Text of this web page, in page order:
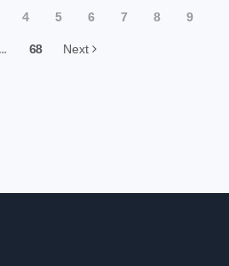
4 5 6 7 8 9
... 68 Next